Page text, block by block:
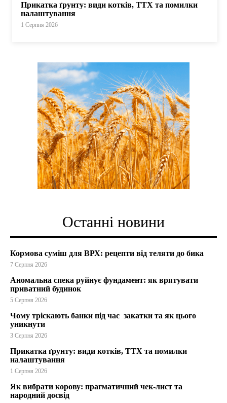
Прикатка ґрунту: види котків, ТТХ та помилки
налаштування
1 Серпня 2026
Останні новини
Кормова суміш для ВРХ: рецепти від теляти до бика
7 Серпня 2026
Аномальна спека руйнує фундамент: як врятувати
приватний будинок
5 Серпня 2026
Чому тріскають банки під час закатки та як цього
уникнути
3 Серпня 2026
Прикатка ґрунту: види котків, ТТХ та помилки
налаштування
1 Серпня 2026
Як вибрати корову: прагматичний чек-лист та
народний досвід